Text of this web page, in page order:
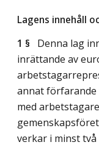
Lagens innehåll
1 § Denna lag
inrättande av
annat
med
verkar i minst två